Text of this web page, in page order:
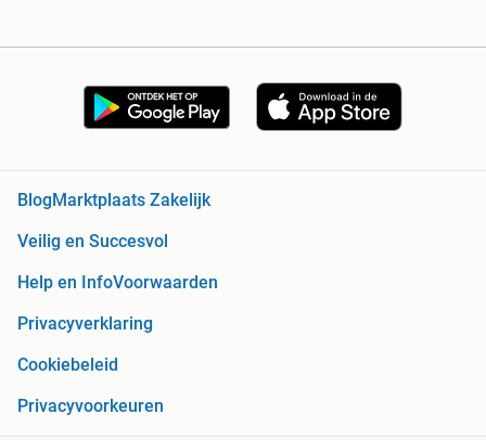
BlogMarktplaats Zakelijk
Veilig en Succesvol
Help en InfoVoorwaarden
Privacyverklaring
Cookiebeleid
Privacyvoorkeuren